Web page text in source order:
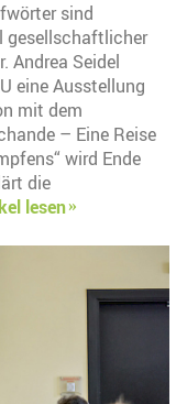
sind
gesellschaftlicher
Andrea Seidel
eine Ausstellung
mit dem
– Eine Reise
wird Ende
die
lesen